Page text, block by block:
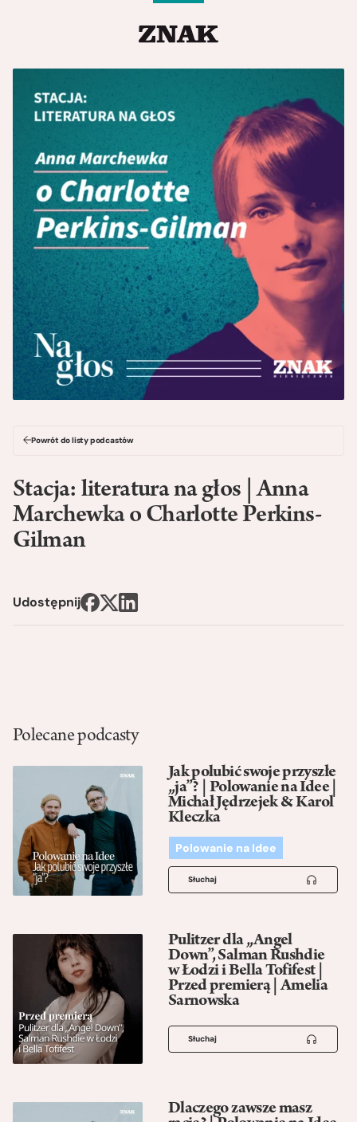
Powrót do listy podcastów
Stacja: literatura na głos | Anna
Marchewka o Charlotte Perkins-
Gilman
Udostępnij
Polecane podcasty
Jak polubić swoje przyszłe
„ja”? | Polowanie na Idee |
Michał Jędrzejek & Karol
Kleczka
Polowanie na Idee
Słuchaj
Pulitzer dla „Angel
Down”, Salman Rushdie
w Łodzi i Bella Tofifest |
Przed premierą | Amelia
Sarnowska
Słuchaj
Dlaczego zawsze masz